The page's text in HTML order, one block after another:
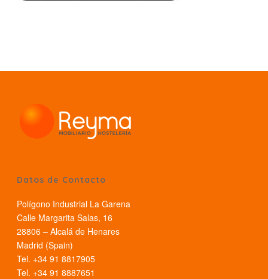
Datos de Contacto
Polígono Industrial La Garena
Calle Margarita Salas, 16
28806 – Alcalá de Henares
Madrid (Spain)
Tel. +34 91 8817905
Tel. +34 91 8887651